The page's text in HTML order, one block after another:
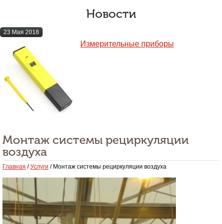
Новости
23 Мая 2018
Измерительные приборы
Монтаж системы рециркуляции
воздуха
Главная /Услуги / Монтаж системы рециркуляции воздуха